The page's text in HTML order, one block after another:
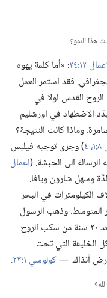
هذا النمو؟‏
١٢:‏٢٤
‏:‏ «أما كلمة يهوه
فقد استمر العمل
القدس اولا في
الاضطهاد في اورشليم
وماذا كانت النتيجة؟‏
‏)‏ وجرى توجيه فيلبس
الى الحبشة.‏ (‏اعمال
وسهل شارون ويافا.‏
الكيلومترات في البحر
المتوسط.‏ وذهب الرسول
‏)‏ وكتب بولس بعد ٣٠ سنة من سكب الروح
الخليقة التي تحت
آنذاك.‏ —‏كولوسي ١:‏٢٣ ‏.‏